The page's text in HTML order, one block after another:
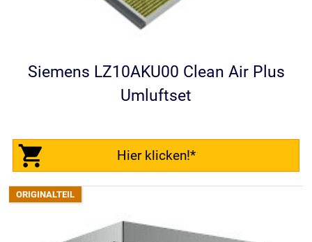
Siemens LZ10AKU00 Clean Air Plus
Umluftset
Hier klicken!*